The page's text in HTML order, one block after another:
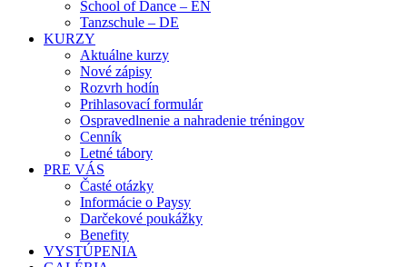
School of Dance – EN
Tanzschule – DE
KURZY
Aktuálne kurzy
Nové zápisy
Rozvrh hodín
Prihlasovací formulár
Ospravedlnenie a nahradenie tréningov
Cenník
Letné tábory
PRE VÁS
Časté otázky
Informácie o Paysy
Darčekové poukážky
Benefity
VYSTÚPENIA